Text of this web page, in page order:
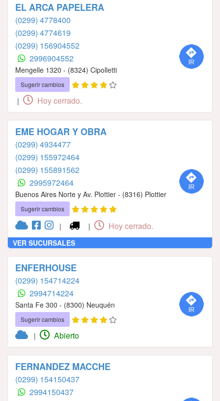
EL ARCA PAPELERA
(0299) 4778400
(0299) 4774619
(0299) 156904552
2996904552
Mengelle 1320 - (8324) Cipolletti
Sugerir cambios
| Hoy cerrado.
EME HOGAR Y OBRA
(0299) 4934477
(0299) 155972464
(0299) 155891562
2995972464
Buenos Aires Norte y Av. Plottier - (8316) Plottier
Sugerir cambios
| | Hoy cerrado.
VER SUCURSALES
ENFERHOUSE
(0299) 154714224
2994714224
Santa Fe 300 - (8300) Neuquén
Sugerir cambios
| Abierto
FERNANDEZ MACCHE
(0299) 154150437
2994150437